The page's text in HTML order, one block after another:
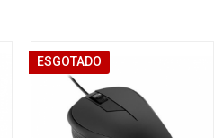
ESGOTADO